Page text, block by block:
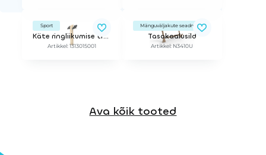
Sport
Käte ringliikumise trenažöör
Artikkel: 1313015001
Mänguväljakute seadmed
Tasakaalusild
Artikkel: N3410U
Ava kõik tooted